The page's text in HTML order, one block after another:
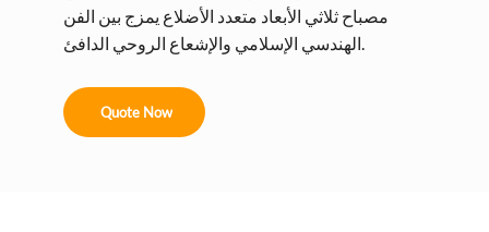
مصباح ثلاثي الأبعاد متعدد الأضلاع يمزج بين الفن
Quote Now